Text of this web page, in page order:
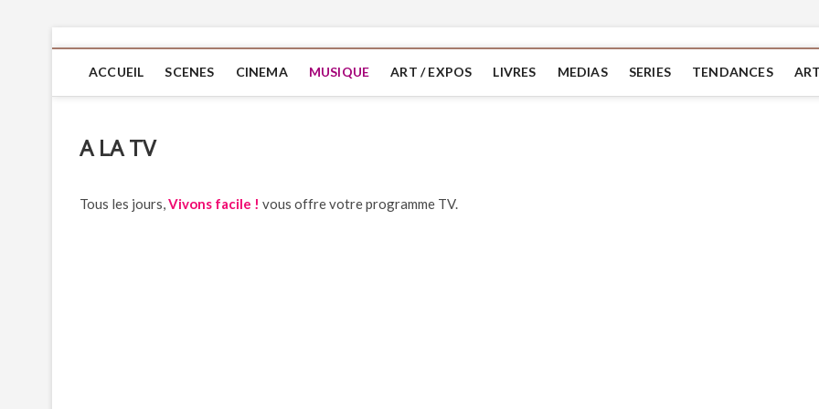
ACCUEIL SCENES CINEMA MUSIQUE ART / EXPOS LIVRES MEDIAS SERIES TENDANCES
A LA TV
Tous les jours,Vivons facile ! vous offre votre programme TV.